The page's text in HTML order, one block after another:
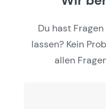
Du hast
lassen? Kein
allen